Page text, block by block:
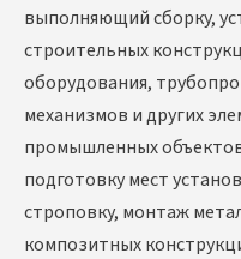
выполняющий сборку,
строительных
оборудования,
механизмов и других
промышленных
подготовку мест
строповку, монтаж
композитных